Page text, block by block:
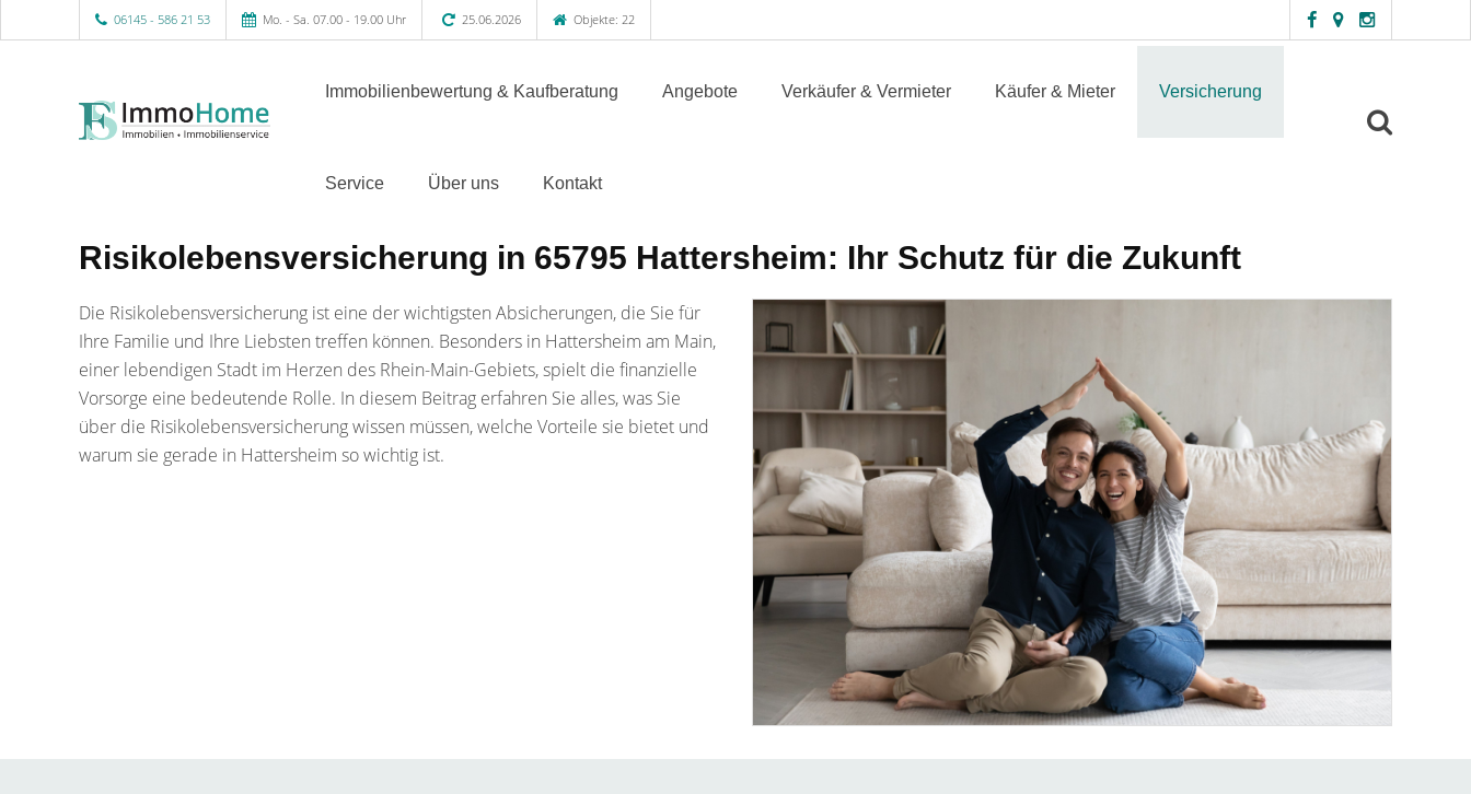
06145 - 586 21 53 Mo. - Sa. 07.00 - 19.00 Uhr 25.06.2026 Objekte: 22
Immobilienbewertung & Kaufberatung Angebote Verkäufer & Vermieter Käufer & Mieter Versicherung
Service Über uns Kontakt
Risikolebensversicherung in 65795 Hattersheim: Ihr Schutz für die Zukunft
Die Risikolebensversicherung ist eine der wichtigsten Absicherungen, die Sie für
Ihre Familie und Ihre Liebsten treffen können. Besonders in Hattersheim am Main,
einer lebendigen Stadt im Herzen des Rhein-Main-Gebiets, spielt die finanzielle
Vorsorge eine bedeutende Rolle. In diesem Beitrag erfahren Sie alles, was Sie
über die Risikolebensversicherung wissen müssen, welche Vorteile sie bietet und
warum sie gerade in Hattersheim so wichtig ist.